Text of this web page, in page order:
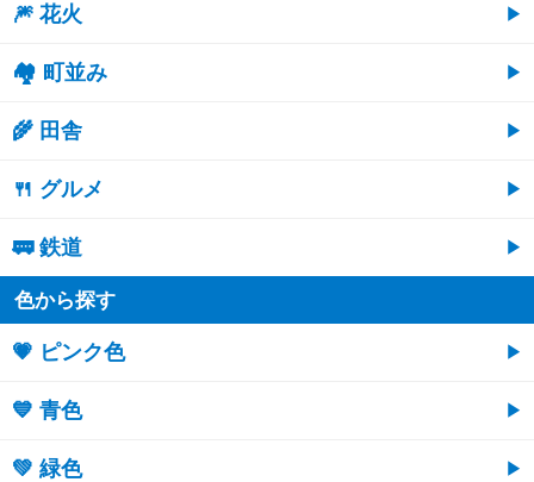
🎆 花火
🏘 町並み
🌾 田舎
🍴 グルメ
🚃 鉄道
色から探す
💗 ピンク色
💙 青色
💚 緑色